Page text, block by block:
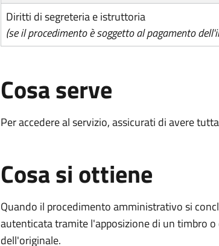
Diritti di segreteria e istruttoria
(se il procedimento è soggetto al pagamento
Cosa serve
Per accedere al servizio, assicurati di avere
Cosa si ottiene
Quando il procedimento amministrativo si
autenticata tramite l'apposizione di un timbro
dell'originale.